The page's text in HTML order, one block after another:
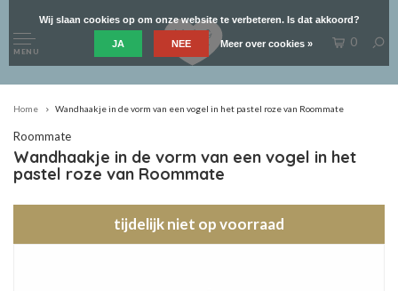
MENU
0
Home Wandhaakje in de vorm van een vogel in het pastel roze van Roommate
Roommate
Wandhaakje in de vorm van een vogel in het
pastel roze van Roommate
tijdelijk niet op voorraad
Wij slaan cookies op om onze website te verbeteren. Is dat akkoord?
JA NEE Meer over cookies »